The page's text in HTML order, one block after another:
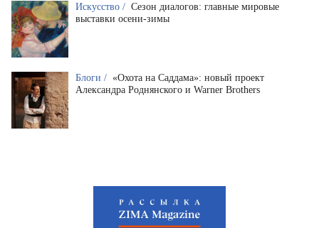
Искусство / Сезон диалогов: главные мировые
выставки осени-зимы
Блоги / «Охота на Саддама»: новый проект
Александра Роднянского и Warner Brothers